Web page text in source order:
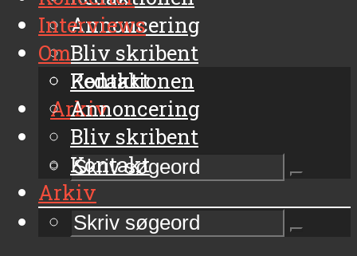
Annoncering
Bliv skribent
Kontakt
Arkiv
Interviews
Om
Redaktionen
Annoncering
Bliv skribent
Kontakt
Arkiv